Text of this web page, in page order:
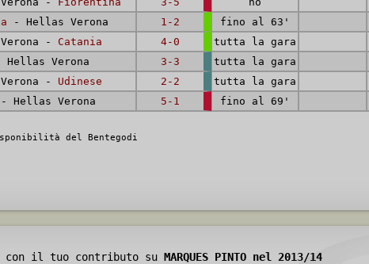
- Hellas Verona 1-2
fino al 63'
- Catania 4-0
tutta la gara
Hellas Verona 3-3
tutta la gara
- Udinese 2-2
tutta la gara
- Hellas Verona 5-1 fino al 69'
del Bentegodi
con il tuo contributo su MARQUES PINTO nel 2013/14